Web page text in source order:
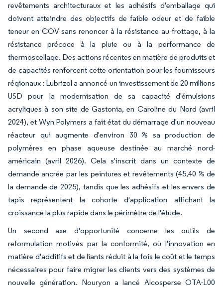
revêtements architecturaux et les adhésifs d'emballage qui
doivent atteindre des objectifs de faible odeur et de faible
teneur en COV sans renoncer à la résistance au frottage, à la
résistance précoce à la pluie ou à la performance de
thermoscellage. Des actions récentes en matière de produits et
de capacités renforcent cette orientation pour les fournisseurs
régionaux : Lubrizol a annoncé un investissement de 20 millions
USD pour la modernisation de sa capacité d'émulsions
acryliques à son site de Gastonia, en Caroline du Nord (avril
2024), et Wyn Polymers a fait état du démarrage d'un nouveau
réacteur qui augmente d'environ 30 % sa production de
polymères en phase aqueuse destinée au marché nord-
américain (avril 2026). Cela s'inscrit dans un contexte de
demande ancrée par les peintures et revêtements (45,40 % de
la demande de 2025), tandis que les adhésifs et les envers de
tapis représentent la cohorte d'application affichant la
croissance la plus rapide dans le périmètre de l'étude.
Un second axe d'opportunité concerne les outils de
reformulation motivés par la conformité, où l'innovation en
matière d'additifs et de liants réduit à la fois le coût et le temps
nécessaires pour faire migrer les clients vers des systèmes de
nouvelle génération. Nouryon a lancé Alcosperse OTA-100